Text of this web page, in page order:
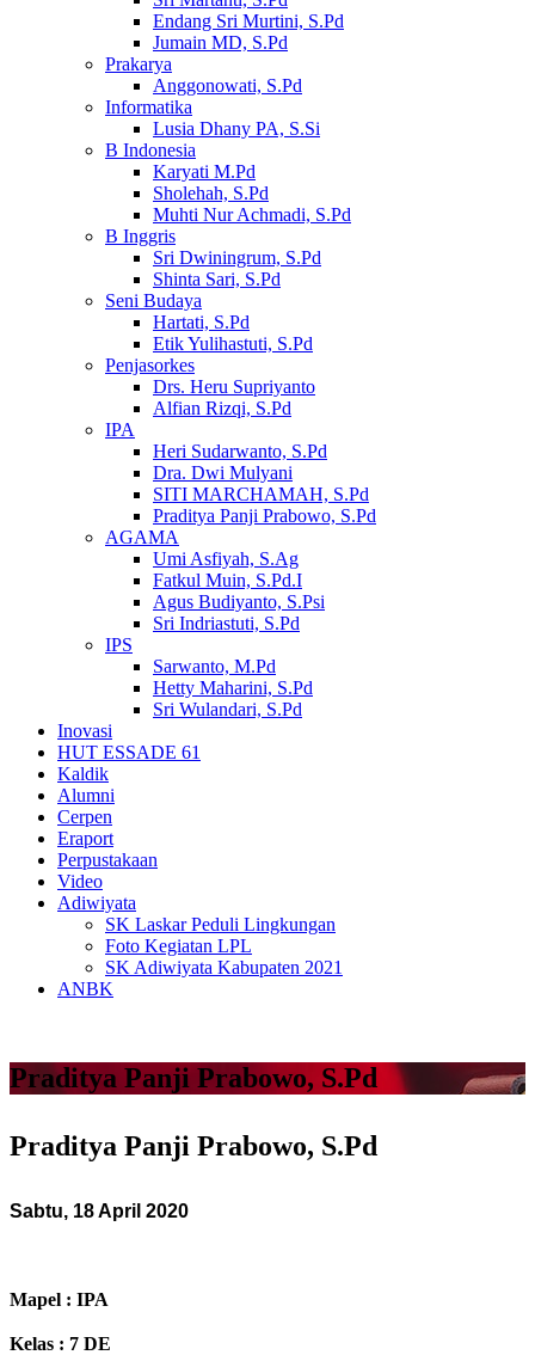
Endang Sri Murtini, S.Pd
Jumain MD, S.Pd
Prakarya
Anggonowati, S.Pd
Informatika
Lusia Dhany PA, S.Si
B Indonesia
Karyati M.Pd
Sholehah, S.Pd
Muhti Nur Achmadi, S.Pd
B Inggris
Sri Dwiningrum, S.Pd
Shinta Sari, S.Pd
Seni Budaya
Hartati, S.Pd
Etik Yulihastuti, S.Pd
Penjasorkes
Drs. Heru Supriyanto
Alfian Rizqi, S.Pd
IPA
Heri Sudarwanto, S.Pd
Dra. Dwi Mulyani
SITI MARCHAMAH, S.Pd
Praditya Panji Prabowo, S.Pd
AGAMA
Umi Asfiyah, S.Ag
Fatkul Muin, S.Pd.I
Agus Budiyanto, S.Psi
Sri Indriastuti, S.Pd
IPS
Sarwanto, M.Pd
Hetty Maharini, S.Pd
Sri Wulandari, S.Pd
Inovasi
HUT ESSADE 61
Kaldik
Alumni
Cerpen
Eraport
Perpustakaan
Video
Adiwiyata
SK Laskar Peduli Lingkungan
Foto Kegiatan LPL
SK Adiwiyata Kabupaten 2021
ANBK
Praditya Panji Prabowo, S.Pd
Praditya Panji Prabowo, S.Pd
Sabtu, 18 April 2020
Mapel : IPA
Kelas : 7 DE